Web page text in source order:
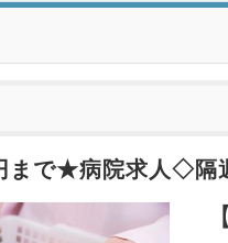
で★病院求人◇隔